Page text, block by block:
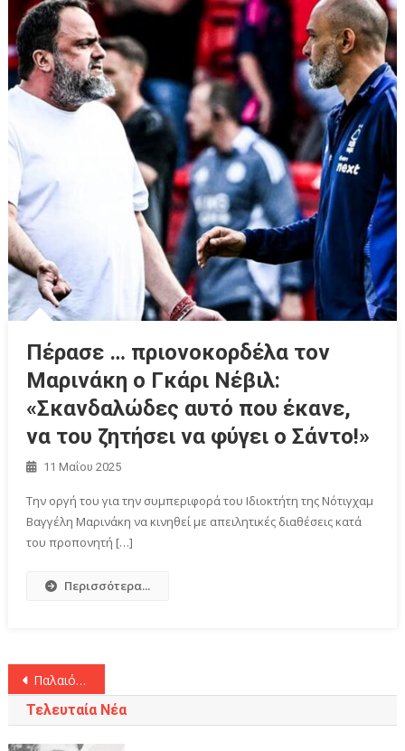
Πέρασε … πριονοκορδέλα τον
Μαρινάκη ο Γκάρι Νέβιλ:
«Σκανδαλώδες αυτό που έκανε,
να του ζητήσει να φύγει ο Σάντο!»
11 Μαΐου 2025
Την οργή του για την συμπεριφορά του Ιδιοκτήτη της Νότιγχαμ
Βαγγέλη Μαρινάκη να κινηθεί με απειλητικές διαθέσεις κατά
του προπονητή […]
Περισσότερα...
Πλοήγηση
άρθρων
Παλαιότερα άρθρα
Τελευταία Νέα